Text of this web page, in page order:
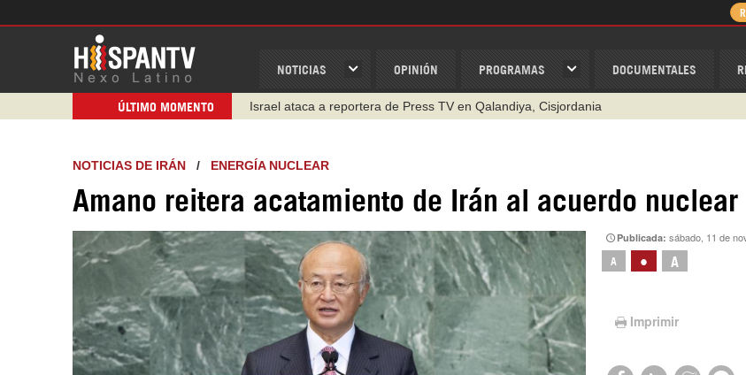
NOTICIAS OPINIÓN PROGRAMAS DOCUMENTALES
ÚLTIMO MOMENTO Israel ataca a reportera de Press TV en Qalandiya, Cisjordania
NOTICIAS DE IRÁN / ENERGÍA NUCLEAR
Amano reitera acatamiento de Irán al acuerdo nuclear
Publicada:sábado, 11 de
A • A
Imprimir